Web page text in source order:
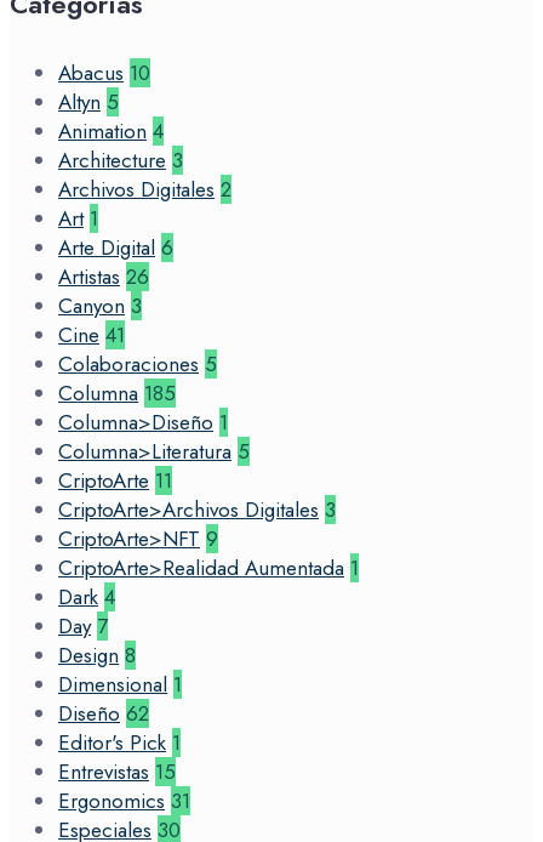
Abacus 10
Altyn 5
Animation 4
Architecture 3
Archivos Digitales 2
Art 1
Arte Digital 6
Artistas 26
Canyon 3
Cine 41
Colaboraciones 5
Columna 185
Columna>Diseño 1
Columna>Literatura 5
CriptoArte 11
CriptoArte>Archivos Digitales 3
CriptoArte>NFT 9
CriptoArte>Realidad Aumentada 1
Dark 4
Day 7
Design 8
Dimensional 1
Diseño 62
Editor's Pick 1
Entrevistas 15
Ergonomics 31
Especiales 30